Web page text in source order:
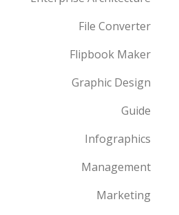
File Converter
Flipbook Maker
Graphic Design
Guide
Infographics
Management
Marketing